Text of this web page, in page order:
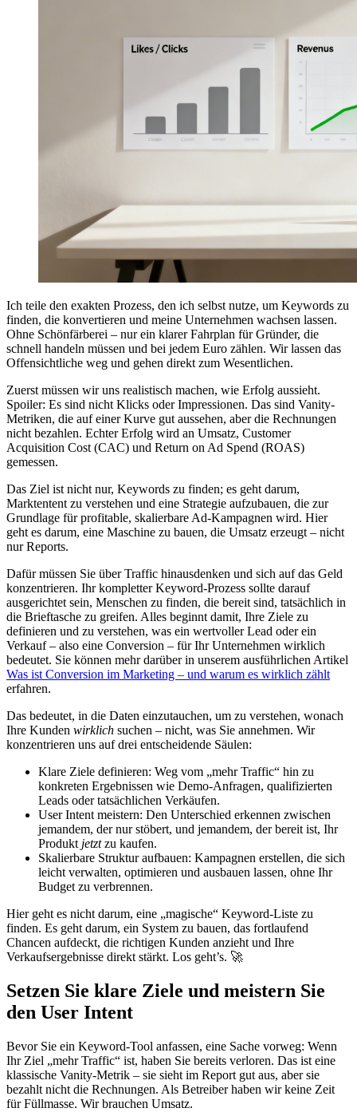
Ich teile den exakten Prozess, den ich selbst nutze, um Keywords zu
finden, die konvertieren und meine Unternehmen wachsen lassen.
Ohne Schönfärberei – nur ein klarer Fahrplan für Gründer, die
schnell handeln müssen und bei jedem Euro zählen. Wir lassen das
Offensichtliche weg und gehen direkt zum Wesentlichen.
Zuerst müssen wir uns realistisch machen, wie Erfolg aussieht.
Spoiler: Es sind nicht Klicks oder Impressionen. Das sind Vanity-
Metriken, die auf einer Kurve gut aussehen, aber die Rechnungen
nicht bezahlen. Echter Erfolg wird an Umsatz, Customer
Acquisition Cost (CAC) und Return on Ad Spend (ROAS)
gemessen.
Das Ziel ist nicht nur, Keywords zu finden; es geht darum,
Marktentent zu verstehen und eine Strategie aufzubauen, die zur
Grundlage für profitable, skalierbare Ad-Kampagnen wird. Hier
geht es darum, eine Maschine zu bauen, die Umsatz erzeugt – nicht
nur Reports.
Dafür müssen Sie über Traffic hinausdenken und sich auf das Geld
konzentrieren. Ihr kompletter Keyword-Prozess sollte darauf
ausgerichtet sein, Menschen zu finden, die bereit sind, tatsächlich in
die Brieftasche zu greifen. Alles beginnt damit, Ihre Ziele zu
definieren und zu verstehen, was ein wertvoller Lead oder ein
Verkauf – also eine Conversion – für Ihr Unternehmen wirklich
bedeutet. Sie können mehr darüber in unserem ausführlichen Artikel
Was ist Conversion im Marketing – und warum es wirklich zählt
erfahren.
Das bedeutet, in die Daten einzutauchen, um zu verstehen, wonach
Ihre Kunden wirklich suchen – nicht, was Sie annehmen. Wir
konzentrieren uns auf drei entscheidende Säulen:
Klare Ziele definieren: Weg vom „mehr Traffic“ hin zu
konkreten Ergebnissen wie Demo-Anfragen, qualifizierten
Leads oder tatsächlichen Verkäufen.
User Intent meistern: Den Unterschied erkennen zwischen
jemandem, der nur stöbert, und jemandem, der bereit ist, Ihr
Produkt jetztzu kaufen.
Skalierbare Struktur aufbauen: Kampagnen erstellen, die sich
leicht verwalten, optimieren und ausbauen lassen, ohne Ihr
Budget zu verbrennen.
Hier geht es nicht darum, eine „magische“ Keyword-Liste zu
finden. Es geht darum, ein System zu bauen, das fortlaufend
Chancen aufdeckt, die richtigen Kunden anzieht und Ihre
Verkaufsergebnisse direkt stärkt. Los geht’s. 🚀
Setzen Sie klare Ziele und meistern Sie
den User Intent
Bevor Sie ein Keyword-Tool anfassen, eine Sache vorweg: Wenn
Ihr Ziel „mehr Traffic“ ist, haben Sie bereits verloren. Das ist eine
klassische Vanity-Metrik – sie sieht im Report gut aus, aber sie
bezahlt nicht die Rechnungen. Als Betreiber haben wir keine Zeit
für Füllmasse. Wir brauchen Umsatz.